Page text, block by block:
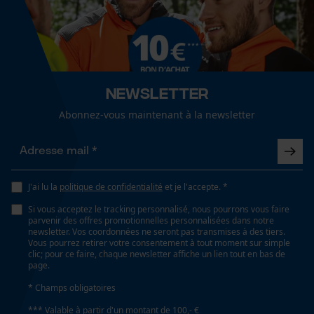
Ajustement
Relaxed Fit
Type de poche
Confort
Résistance à leau
non résistant à l'eau
Newsletter
Abonnez-vous maintenant à la newsletter
J'ai lu la politique de confidentialité et je l'accepte. *
Si vous acceptez le tracking personnalisé, nous pourrons vous faire
parvenir des offres promotionnelles personnalisées dans notre
newsletter. Vos coordonnées ne seront pas transmises à des tiers.
Vous pourrez retirer votre consentement à tout moment sur simple
clic; pour ce faire, chaque newsletter affiche un lien tout en bas de
page.
* Champs obligatoires
*** Valable à partir d'un montant de 100,- €
fonctionnalité
Loop54 Personalization
Page d'accueil personnalisée
Géo-IP et détection des
utilisateurs
Vidéos YouTube
Google Maps
Prise de contact par chat
Cookies marketing